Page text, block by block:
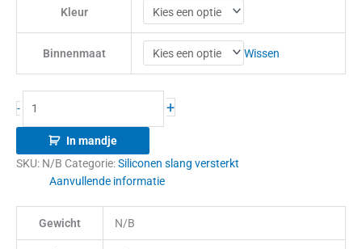
Kleur
Binnenmaat Wissen
- +
In mandje
SKU: N/B Categorie:Siliconen slang versterkt
Aanvullende informatie
Gewicht N/B